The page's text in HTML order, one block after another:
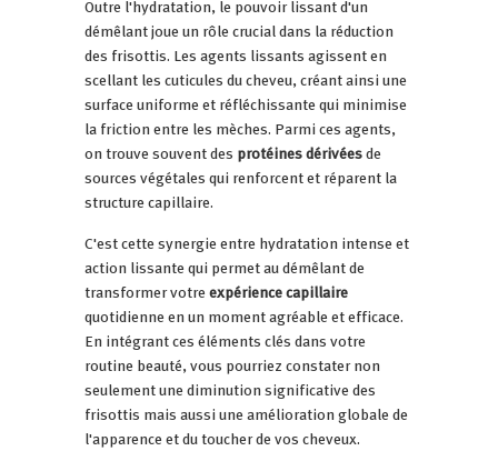
Outre l'hydratation, le pouvoir lissant d'un
démêlant joue un rôle crucial dans la réduction
des frisottis. Les agents lissants agissent en
scellant les cuticules du cheveu, créant ainsi une
surface uniforme et réfléchissante qui minimise
la friction entre les mèches. Parmi ces agents,
on trouve souvent des protéines dérivéesde
sources végétales qui renforcent et réparent la
structure capillaire.
C'est cette synergie entre hydratation intense et
action lissante qui permet au démêlant de
transformer votreexpérience capillaire
quotidienne en un moment agréable et efficace.
En intégrant ces éléments clés dans votre
routine beauté, vous pourriez constater non
seulement une diminution significative des
frisottis mais aussi une amélioration globale de
l'apparence et du toucher de vos cheveux.